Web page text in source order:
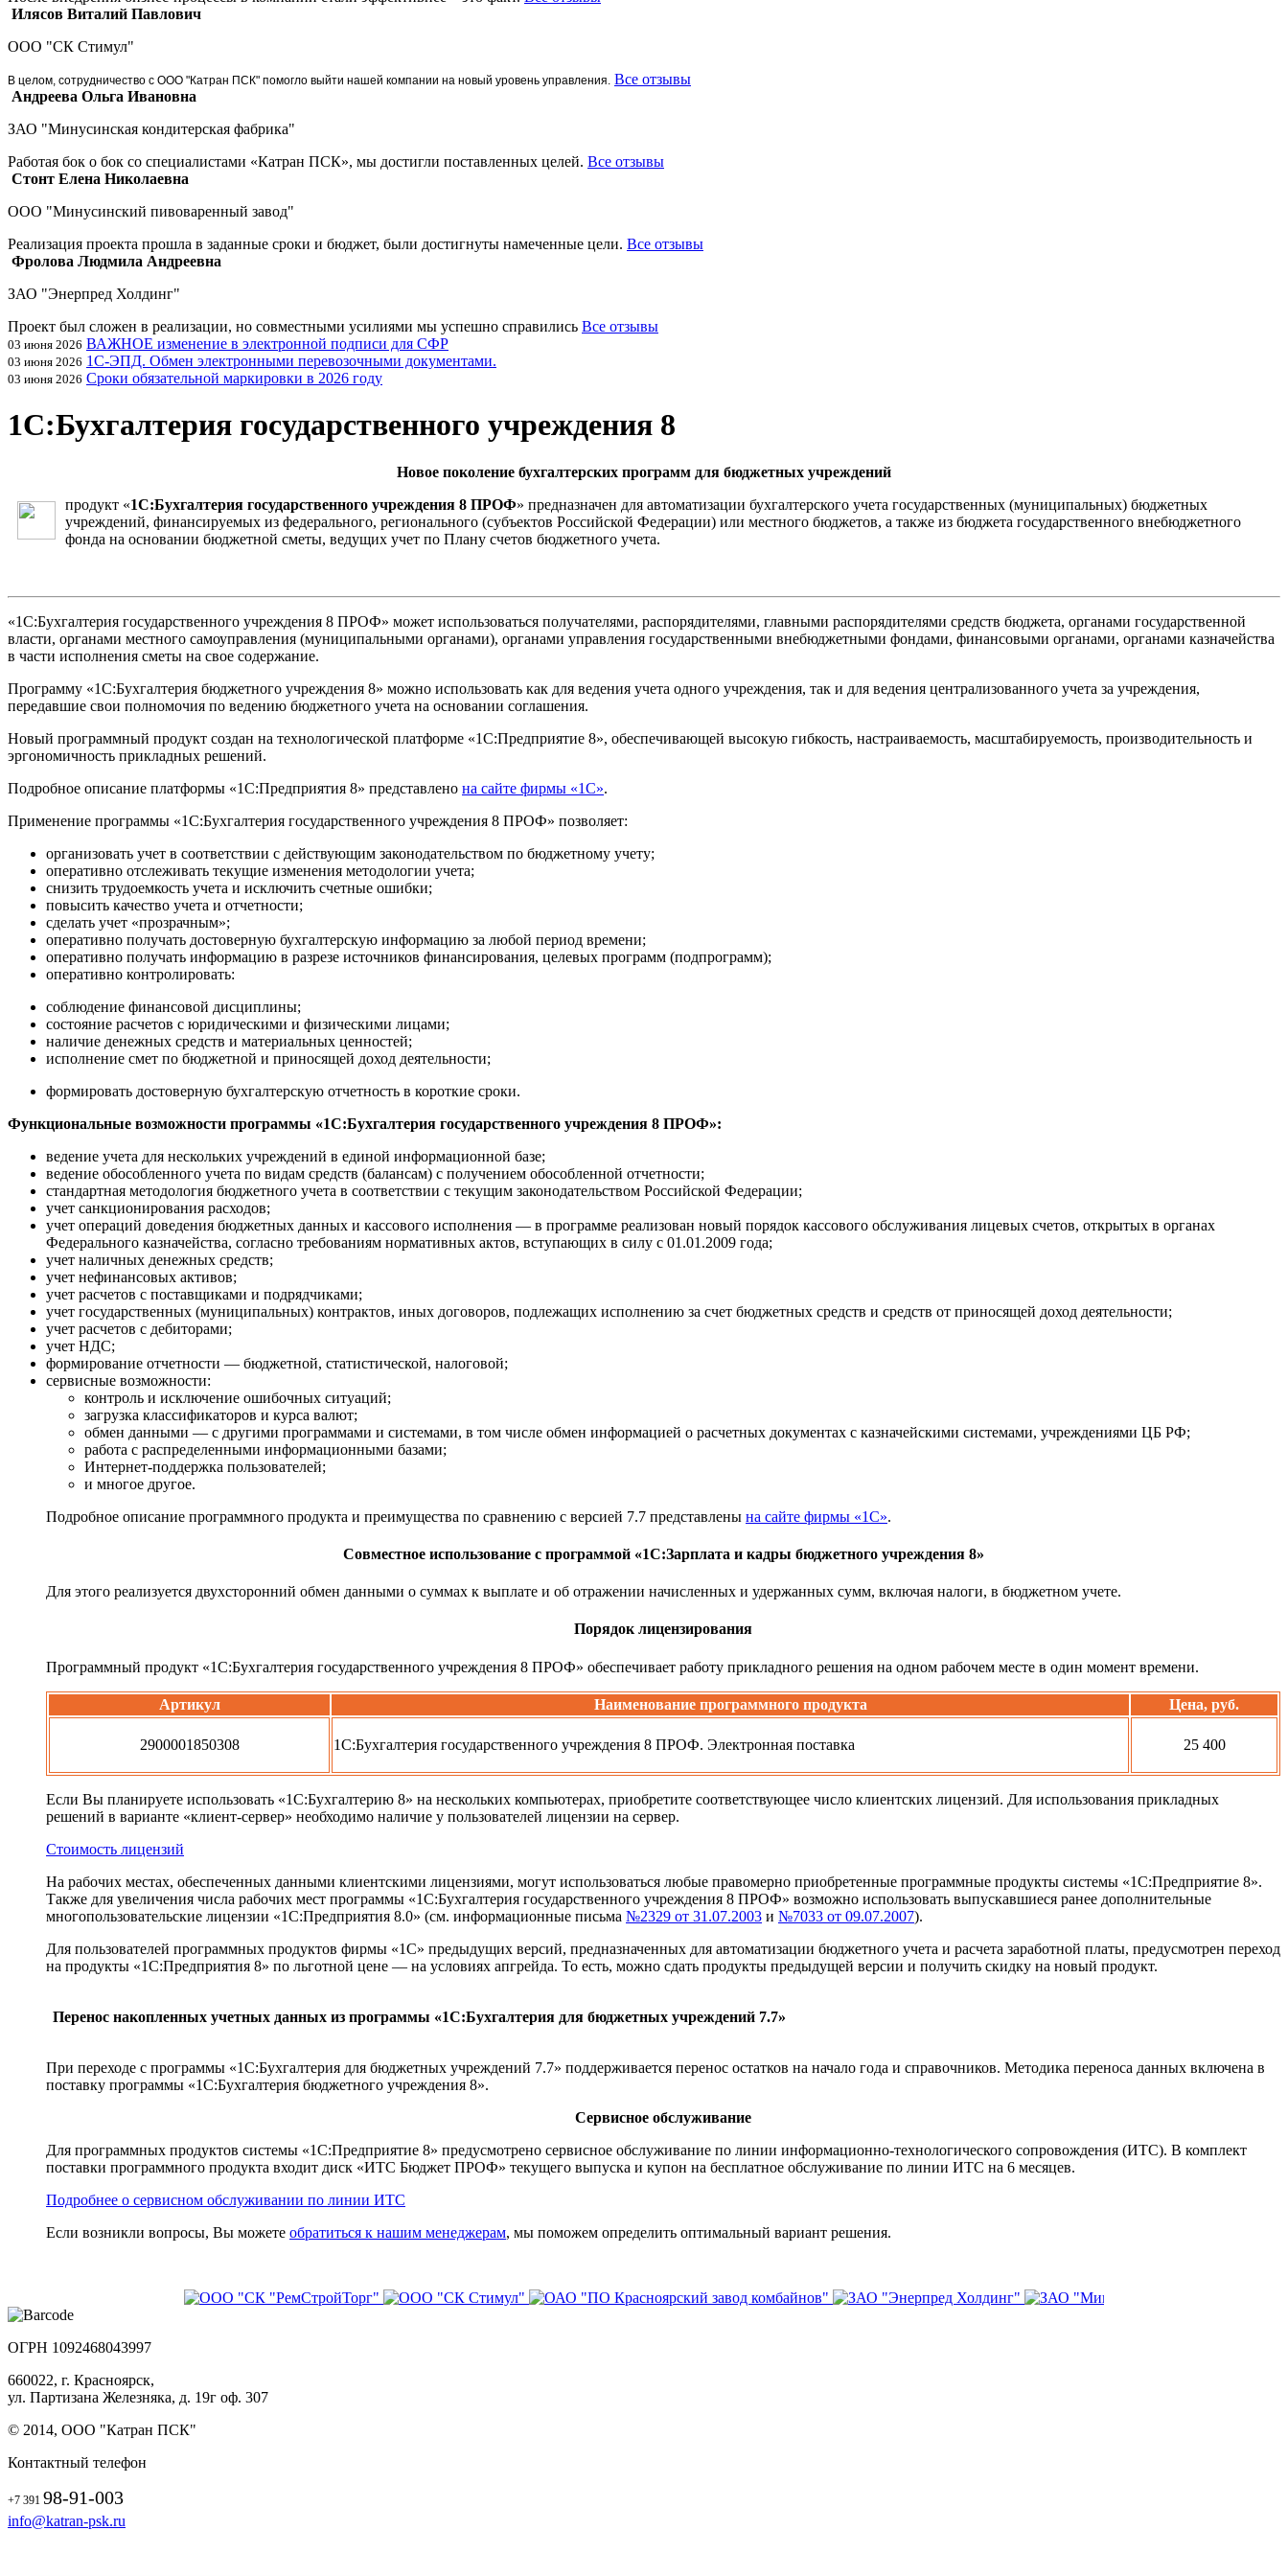
Илясов Виталий Павлович
ООО "СК Стимул"
В целом, сотрудничество с ООО "Катран ПСК" помогло выйти нашей компании на новый уровень управления. Все отзывы
Андреева Ольга Ивановна
ЗАО "Минусинская кондитерская фабрика"
Работая бок о бок со специалистами «Катран ПСК», мы достигли поставленных целей. Все отзывы
Стонт Елена Николаевна
ООО "Минусинский пивоваренный завод"
Реализация проекта прошла в заданные сроки и бюджет, были достигнуты намеченные цели. Все отзывы
Фролова Людмила Андреевна
ЗАО "Энерпред Холдинг"
Проект был сложен в реализации, но совместными усилиями мы успешно справились Все отзывы
03 июня 2026 ВАЖНОЕ изменение в электронной подписи для СФР
03 июня 2026 1С-ЭПД. Обмен электронными перевозочными документами.
03 июня 2026 Сроки обязательной маркировки в 2026 году
1С:Бухгалтерия государственного учреждения 8
Новое поколение бухгалтерских программ для бюджетных учреждений
продукт «1С:Бухгалтерия государственного учреждения 8 ПРОФ» предназначен для автоматизации бухгалтерского учета государственных (муниципальных) бюджетных
учреждений, финансируемых из федерального, регионального (субъектов Российской Федерации) или местного бюджетов, а также из бюджета государственного внебюджетного
фонда на основании бюджетной сметы, ведущих учет по Плану счетов бюджетного учета.
«1С:Бухгалтерия государственного учреждения 8 ПРОФ» может использоваться получателями, распорядителями, главными распорядителями средств бюджета, органами государственной
власти, органами местного самоуправления (муниципальными органами), органами управления государственными внебюджетными фондами, финансовыми органами, органами казначейства
в части исполнения сметы на свое содержание.
Программу «1С:Бухгалтерия бюджетного учреждения 8» можно использовать как для ведения учета одного учреждения, так и для ведения централизованного учета за учреждения,
передавшие свои полномочия по ведению бюджетного учета на основании соглашения.
Новый программный продукт создан на технологической платформе «1С:Предприятие 8», обеспечивающей высокую гибкость, настраиваемость, масштабируемость, производительность и
эргономичность прикладных решений.
Подробное описание платформы «1С:Предприятия 8» представлено на сайте фирмы «1С».
Применение программы «1С:Бухгалтерия государственного учреждения 8 ПРОФ» позволяет:
организовать учет в соответствии с действующим законодательством по бюджетному учету;
оперативно отслеживать текущие изменения методологии учета;
снизить трудоемкость учета и исключить счетные ошибки;
повысить качество учета и отчетности;
сделать учет «прозрачным»;
оперативно получать достоверную бухгалтерскую информацию за любой период времени;
оперативно получать информацию в разрезе источников финансирования, целевых программ (подпрограмм);
оперативно контролировать:
соблюдение финансовой дисциплины;
состояние расчетов с юридическими и физическими лицами;
наличие денежных средств и материальных ценностей;
исполнение смет по бюджетной и приносящей доход деятельности;
формировать достоверную бухгалтерскую отчетность в короткие сроки.
Функциональные возможности программы «1С:Бухгалтерия государственного учреждения 8 ПРОФ»:
ведение учета для нескольких учреждений в единой информационной базе;
ведение обособленного учета по видам средств (балансам) с получением обособленной отчетности;
стандартная методология бюджетного учета в соответствии с текущим законодательством Российской Федерации;
учет санкционирования расходов;
учет операций доведения бюджетных данных и кассового исполнения — в программе реализован новый порядок кассового обслуживания лицевых счетов, открытых в органах
Федерального казначейства, согласно требованиям нормативных актов, вступающих в силу с 01.01.2009 года;
учет наличных денежных средств;
учет нефинансовых активов;
учет расчетов с поставщиками и подрядчиками;
учет государственных (муниципальных) контрактов, иных договоров, подлежащих исполнению за счет бюджетных средств и средств от приносящей доход деятельности;
учет расчетов с дебиторами;
учет НДС;
формирование отчетности — бюджетной, статистической, налоговой;
сервисные возможности:
контроль и исключение ошибочных ситуаций;
загрузка классификаторов и курса валют;
обмен данными — с другими программами и системами, в том числе обмен информацией о расчетных документах с казначейскими системами, учреждениями ЦБ РФ;
работа с распределенными информационными базами;
Интернет-поддержка пользователей;
и многое другое.
Подробное описание программного продукта и преимущества по сравнению с версией 7.7 представлены на сайте фирмы «1С».
Совместное использование с программой «1С:Зарплата и кадры бюджетного учреждения 8»
Для этого реализуется двухсторонний обмен данными о суммах к выплате и об отражении начисленных и удержанных сумм, включая налоги, в бюджетном учете.
Порядок лицензирования
Программный продукт «1С:Бухгалтерия государственного учреждения 8 ПРОФ» обеспечивает работу прикладного решения на одном рабочем месте в один момент времени.
Артикул Наименование программного продукта Цена, руб.
2900001850308 1С:Бухгалтерия государственного учреждения 8 ПРОФ. Электронная поставка 25 400
Если Вы планируете использовать «1С:Бухгалтерию 8» на нескольких компьютерах, приобретите соответствующее число клиентских лицензий. Для использования прикладных
решений в варианте «клиент-сервер» необходимо наличие у пользователей лицензии на сервер.
Стоимость лицензий
На рабочих местах, обеспеченных данными клиентскими лицензиями, могут использоваться любые правомерно приобретенные программные продукты системы «1С:Предприятие 8».
Также для увеличения числа рабочих мест программы «1С:Бухгалтерия государственного учреждения 8 ПРОФ» возможно использовать выпускавшиеся ранее дополнительные
многопользовательские лицензии «1С:Предприятия 8.0» (см. информационные письма №2329 от 31.07.2003 и №7033 от 09.07.2007).
Для пользователей программных продуктов фирмы «1С» предыдущих версий, предназначенных для автоматизации бюджетного учета и расчета заработной платы, предусмотрен переход
на продукты «1С:Предприятия 8» по льготной цене — на условиях апгрейда. То есть, можно сдать продукты предыдущей версии и получить скидку на новый продукт.
Перенос накопленных учетных данных из программы «1С:Бухгалтерия для бюджетных учреждений 7.7»
При переходе с программы «1С:Бухгалтерия для бюджетных учреждений 7.7» поддерживается перенос остатков на начало года и справочников. Методика переноса данных включена в
поставку программы «1С:Бухгалтерия бюджетного учреждения 8».
Сервисное обслуживание
Для программных продуктов системы «1С:Предприятие 8» предусмотрено сервисное обслуживание по линии информационно-технологического сопровождения (ИТС). В комплект
поставки программного продукта входит диск «ИТС Бюджет ПРОФ» текущего выпуска и купон на бесплатное обслуживание по линии ИТС на 6 месяцев.
Подробнее о сервисном обслуживании по линии ИТС
Если возникли вопросы, Вы можете обратиться к нашим менеджерам, мы поможем определить оптимальный вариант решения.
ОГРН 1092468043997
660022, г. Красноярск,
ул. Партизана Железняка, д. 19г оф. 307
© 2014, ООО "Катран ПСК"
Контактный телефон
+7 391 98-91-003
info@katran-psk.ru